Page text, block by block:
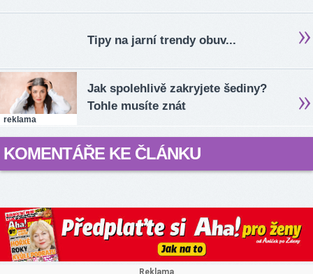
Tipy na jarní trendy obuv...
reklama
Jak spolehlivě zakryjete šediny?
Tohle musíte znát
KOMENTÁŘE KE ČLÁNKU